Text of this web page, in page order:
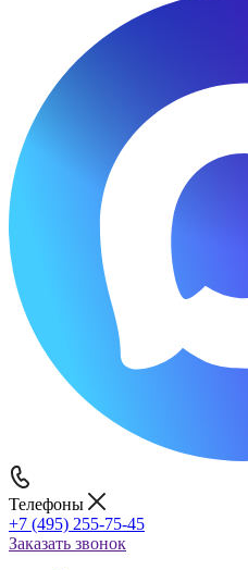
Телефоны
+7 (495) 255-75-45
Заказать звонок